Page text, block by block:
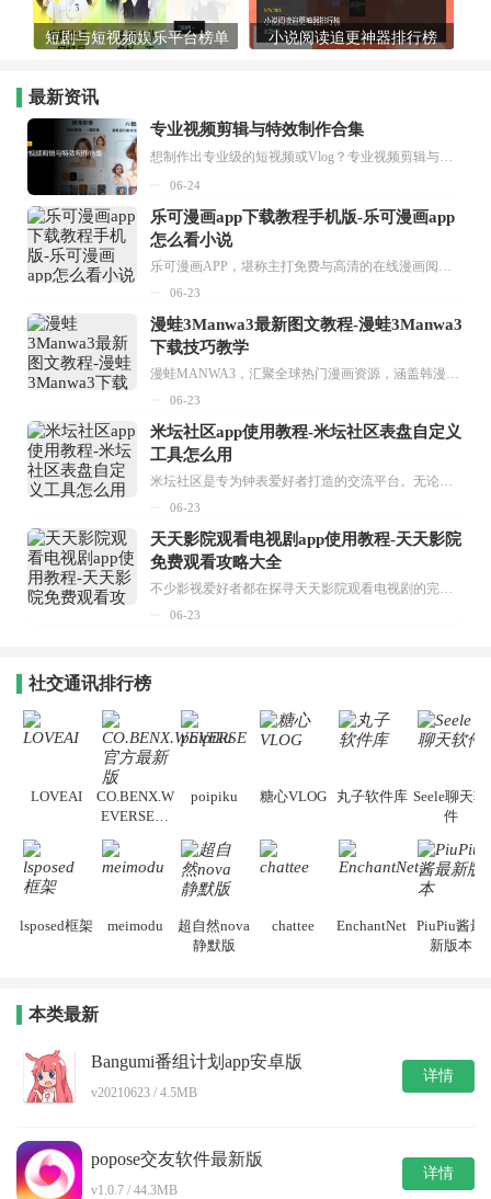
短剧与短视频娱乐平台榜单 小说阅读追更神器排行榜
最新资讯
专业视频剪辑与特效制作合集
想制作出专业级的短视频或Vlog？专业视频剪辑与特效制作大全专题为你提供了从剪辑、抠像到特效包装的全套解决方案。无论是添加炫酷的片头、进行精准的视频抠图，还是制...
06-24
乐可漫画app下载教程手机版-乐可漫画app
怎么看小说
06-23
漫蛙3Manwa3最新图文教程-漫蛙3Manwa3
下载技巧教学
06-23
米坛社区app使用教程-米坛社区表盘自定义
工具怎么用
06-23
天天影院观看电视剧app使用教程-天天影院
免费观看攻略大全
06-23
社交通讯排行榜
LOVEAI
CO.BENX.W
EVERSE官
poipiku 糖心VLOG 丸子软件库 Seele聊天软
件
lsposed框架 meimodu
超自然nova
静默版
chattee EnchantNet PiuPiu酱最
新版本
本类最新
Bangumi番组计划app安卓版
v20210623 / 4.5MB
详情
popose交友软件最新版
v1.0.7 / 44.3MB
详情